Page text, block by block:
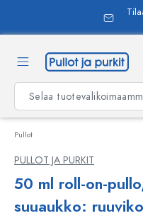
Pullot
PULLOT JA PURKIT
50 ml roll-on-
suuaukko: